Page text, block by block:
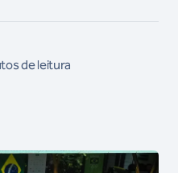
de leitura